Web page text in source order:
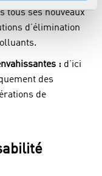
tous ses nouveaux
d’élimination
: d’ici
des
de